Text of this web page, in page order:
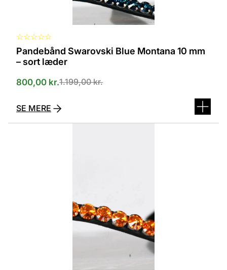
☆☆☆☆☆
Pandebånd Swarovski Blue Montana 10 mm
– sort læder
1.199,00kr.
800,00 kr.
SE MERE